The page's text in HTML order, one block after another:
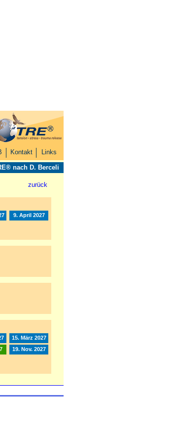
Kontakt Links
nach D. Berceli
zurück
9. April 2027
15. März 2027
19. Nov. 2027